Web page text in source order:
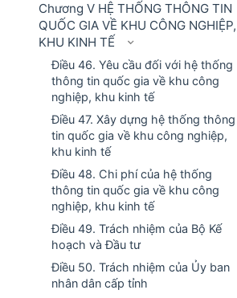
Chương V HỆ THỐNG THÔNG TIN
QUỐC GIA VỀ KHU CÔNG NGHIỆP,
KHU KINH TẾ
Điều 46. Yêu cầu đối với hệ thống
thông tin quốc gia về khu công
nghiệp, khu kinh tế
Điều 47. Xây dựng hệ thống thông
tin quốc gia về khu công nghiệp,
khu kinh tế
Điều 48. Chi phí của hệ thống
thông tin quốc gia về khu công
nghiệp, khu kinh tế
Điều 49. Trách nhiệm của Bộ Kế
hoạch và Đầu tư
Điều 50. Trách nhiệm của Ủy ban
nhân dân cấp tỉnh